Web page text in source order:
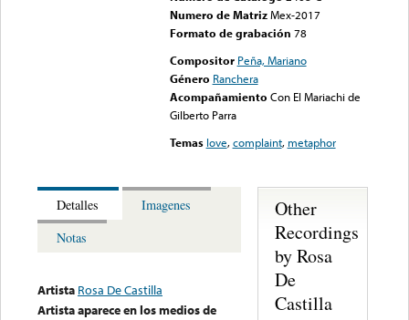
Numero de Matriz Mex-2017
Formato de grabación 78
Compositor Peña, Mariano
Género Ranchera
Acompañamiento Con El Mariachi de
Gilberto Parra
Temas love,complaint, metaphor
Detalles
Imagenes
Notas
Artista Rosa De Castilla
Artista aparece en los medios de
Other
Recordings
by Rosa
De
Castilla